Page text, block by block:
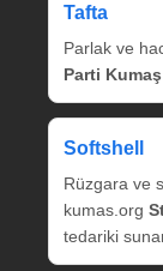
Tafta
Parlak ve
Parti
Softshell
Rüzgara ve
kumas.org
tedariki